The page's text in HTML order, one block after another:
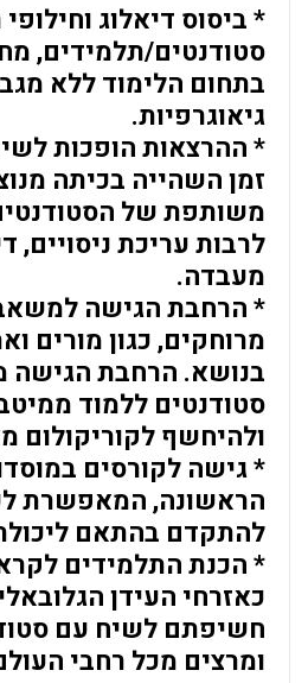
* ביסוס דיאלוג וחילופי
סטודנטים/תלמידים,
בתחום הלימוד ללא
גיאוגרפיות.
* ההרצאות הופכות
זמן השהייה בכיתה
משותפת של
לרבות עריכת ניסויים,
מעבדה.
* הרחבת הגישה
מרוחקים, כגון מורים
בנושא. הרחבת הגישה
סטודנטים ללמוד
ולהיחשף לקוריקולום
* גישה לקורסים
הראשונה, המאפשרת
להתקדם בהתאם
* הכנת התלמידים
כאזרחי העידן
חשיפתם לשיח עם
ומרצים מכל רחבי